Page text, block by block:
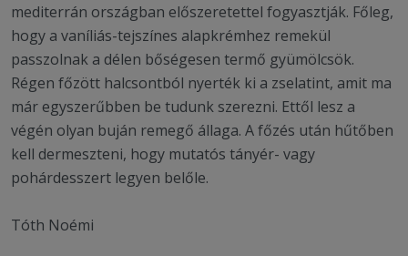
mediterrán országban előszeretettel fogyasztják. Főleg,
hogy a vaníliás-tejszínes alapkrémhez remekül
passzolnak a délen bőségesen termő gyümölcsök.
Régen főzött halcsontból nyerték ki a zselatint, amit ma
már egyszerűbben be tudunk szerezni. Ettől lesz a
végén olyan buján remegő állaga. A főzés után hűtőben
kell dermeszteni, hogy mutatós tányér- vagy
pohárdesszert legyen belőle.
Tóth Noémi